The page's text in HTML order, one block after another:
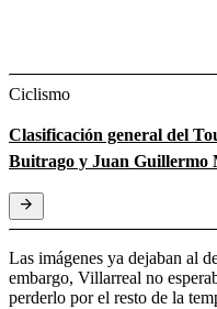
Ciclismo
Clasificación general del
Buitrago y Juan Guillermo
Las imágenes ya dejaban al
embargo, Villarreal no
perderlo por el resto de la